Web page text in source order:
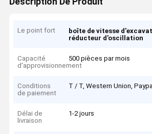
Le point fort boîte de vitesse
réducteur d'oscillation
Capacité
d'approvisionnement
500 pièces par mois
Conditions
de paiement
T / T, Western Union,
Délai de
livraison
1-2 jours